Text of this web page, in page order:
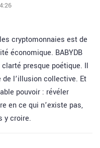
cryptomonnaies est de
économique. BABYDB
presque poétique. Il
l’illusion collective. Et
pouvoir : révéler
en ce qui n’existe pas,
y croire.